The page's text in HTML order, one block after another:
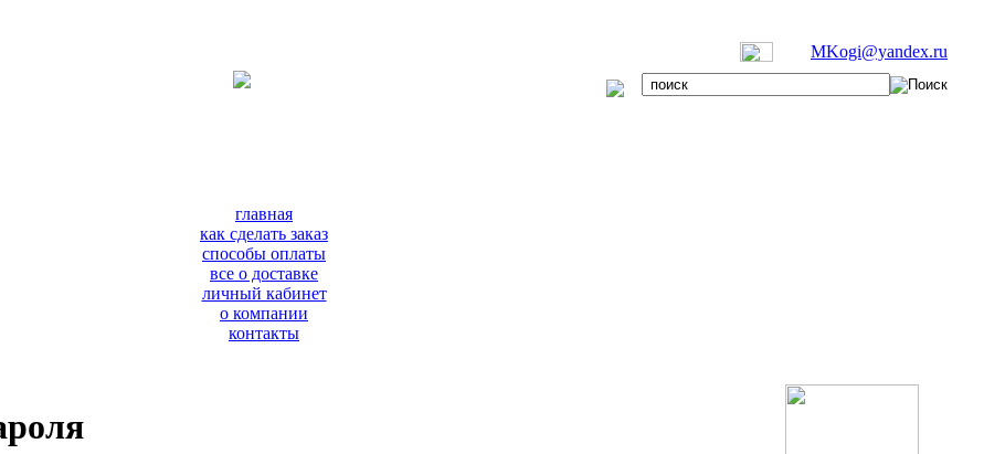
MKogi@yandex.ru
главная
как сделать заказ
способы оплаты
все о доставке
личный кабинет
о компании
контакты